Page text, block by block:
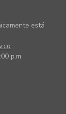
está
p.m.